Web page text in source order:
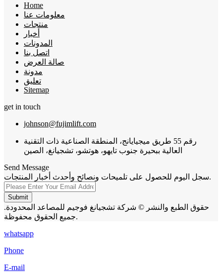
Home
معلومات عنا
منتجات
أخبار
المدونات
اتصل بنا
صالة العرض
مدونة
تعليق
Sitemap
get in touch
johnson@fujimlift.com
رقم 55 طريق ميجيايانج، المنطقة الصناعية ذات التقنية
العالية ببحيرة جنوب تايهو، هوتشو، تشجيانغ، الصين
Send Message
سجل اليوم للحصول على تلميحات ونصائح وأحدث أخبار المنتجات.
Submit
حقوق الطبع والنشر © شركة تشجيانغ فوجيم للمصاعد المحدودة.
جميع الحقوق محفوظة.
whatsapp
Phone
E-mail